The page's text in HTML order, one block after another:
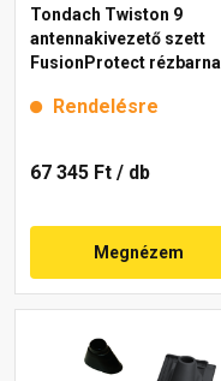
Tondach Twiston 9
antennakivezető szett
FusionProtect rézbarna
Rendelésre
67 345 Ft / db
Megnézem